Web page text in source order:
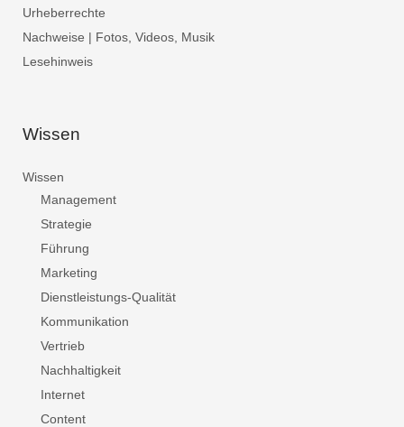
Urheberrechte
Nachweise | Fotos, Videos, Musik
Lesehinweis
Wissen
Wissen
Management
Strategie
Führung
Marketing
Dienstleistungs-Qualität
Kommunikation
Vertrieb
Nachhaltigkeit
Internet
Content